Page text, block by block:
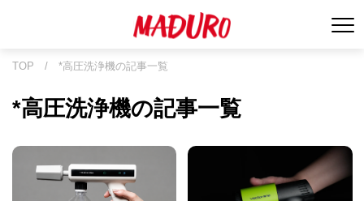
TOP / *高圧洗浄機の記事一覧
*高圧洗浄機の記事一覧